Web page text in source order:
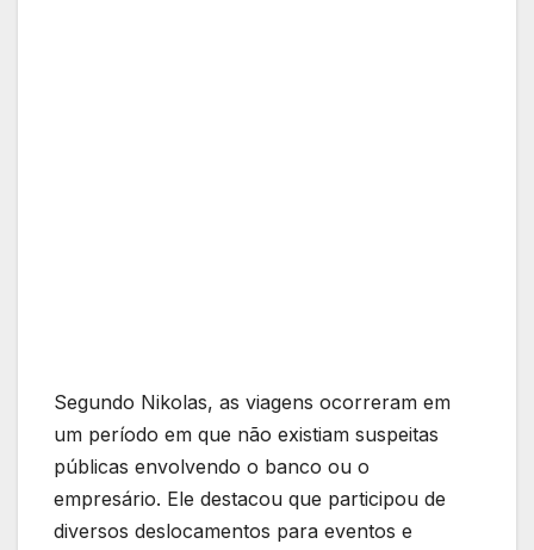
Segundo Nikolas, as viagens ocorreram em
um período em que não existiam suspeitas
públicas envolvendo o banco ou o
empresário. Ele destacou que participou de
diversos deslocamentos para eventos e